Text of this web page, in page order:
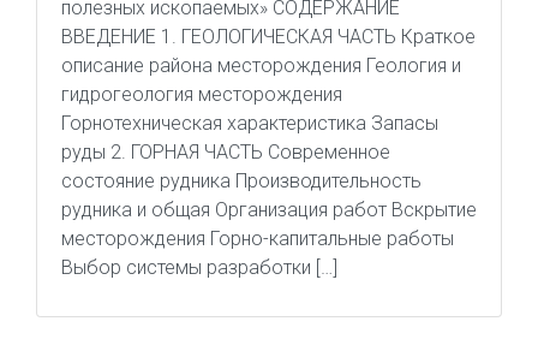
полезных ископаемых» СОДЕРЖАНИЕ
ВВЕДЕНИЕ 1. ГЕОЛОГИЧЕСКАЯ ЧАСТЬ Краткое
описание района месторождения Геология и
гидрогеология месторождения
Горнотехническая характеристика Запасы
руды 2. ГОРНАЯ ЧАСТЬ Современное
состояние рудника Производительность
рудника и общая Организация работ Вскрытие
месторождения Горно-капитальные работы
Выбор системы разработки […]